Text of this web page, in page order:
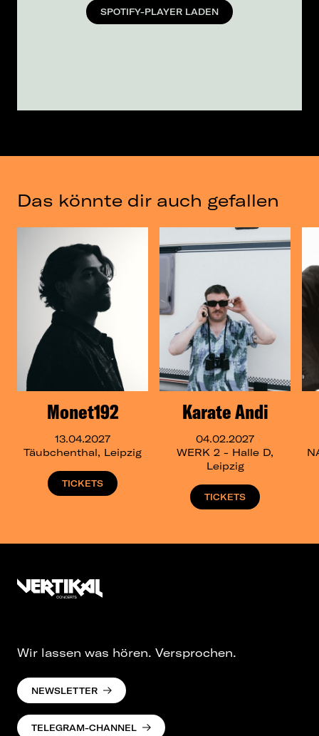
SPOTIFY-PLAYER LADEN
Das könnte dir auch gefallen
Monet192
13.04.2027
Täubchenthal, Leipzig
TICKETS
Karate Andi
04.02.2027
WERK 2 - Halle D,
Leipzig
TICKETS
Wir lassen was hören. Versprochen.
NEWSLETTER
TELEGRAM-CHANNEL